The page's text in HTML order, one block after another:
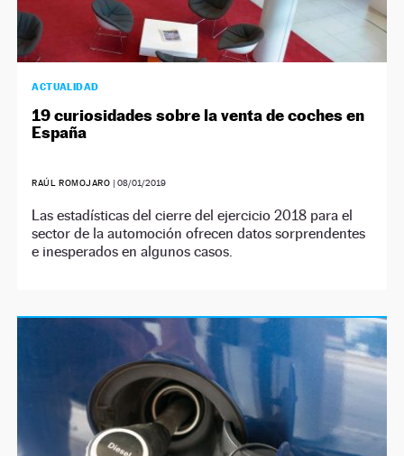
ACTUALIDAD
19 curiosidades sobre la venta de coches en
España
RAÚL ROMOJARO | 08/01/2019
Las estadísticas del cierre del ejercicio 2018 para el
sector de la automoción ofrecen datos sorprendentes
e inesperados en algunos casos.